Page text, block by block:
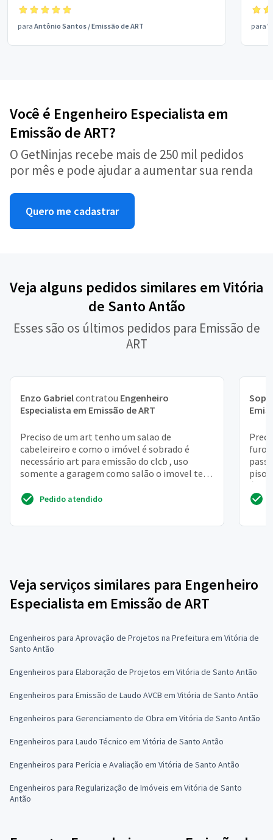
para Antônio Santos /Emissão de ART para
Você é Engenheiro Especialista em
Emissão de ART?
O GetNinjas recebe mais de 250 mil pedidos
por mês e pode ajudar a aumentar sua renda
Quero me cadastrar
Veja alguns pedidos similares em Vitória
de Santo Antão
Esses são os últimos pedidos para Emissão de
ART
Enzo Gabrielcontratou Engenheiro
Especialista em Emissão de ART
Preciso de um art tenho um salao de
cabeleireiro e como o imóvel é sobrado é
necessário art para emissão do clcb , uso
somente a garagem como salão o imovel tem
Pedido atendido
furo
piso
área
Veja serviços similares para Engenheiro
Especialista em Emissão de ART
Engenheiros para Aprovação de Projetos na Prefeitura em Vitória de
Santo Antão
Engenheiros para Elaboração de Projetos em Vitória de Santo Antão
Engenheiros para Emissão de Laudo AVCB em Vitória de Santo Antão
Engenheiros para Gerenciamento de Obra em Vitória de Santo Antão
Engenheiros para Laudo Técnico em Vitória de Santo Antão
Engenheiros para Perícia e Avaliação em Vitória de Santo Antão
Engenheiros para Regularização de Imóveis em Vitória de Santo
Antão